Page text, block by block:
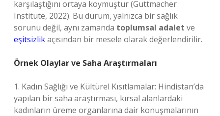
karşılaştığını ortaya koymuştur (Guttmacher
Institute, 2022). Bu durum, yalnızca bir sağlık
sorunu değil, aynı zamanda toplumsal adalet ve
eşitsizlikaçısından bir mesele olarak değerlendirilir.
Örnek Olaylar ve Saha Araştırmaları
1. Kadın Sağlığı ve Kültürel Kısıtlamalar: Hindistan’da
yapılan bir saha araştırması, kırsal alanlardaki
kadınların üreme organlarına dair konuşmalarının